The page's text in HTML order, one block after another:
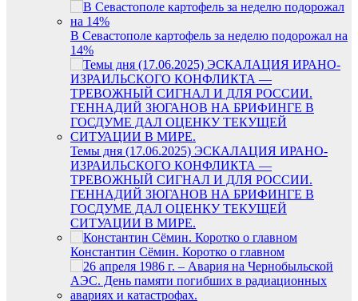
В Севастополе картофель за неделю подорожал на
14%
Темы дня (17.06.2025) ЭСКАЛАЦИЯ ИРАНО-
ИЗРАИЛЬСКОГО КОНФЛИКТА —
ТРЕВОЖНЫЙ СИГНАЛ И ДЛЯ РОССИИ.
ГЕННАДИЙ ЗЮГАНОВ НА БРИФИНГЕ В
ГОСДУМЕ ДАЛ ОЦЕНКУ ТЕКУЩЕЙ
СИТУАЦИИ В МИРЕ.
Константин Сёмин. Коротко о главном